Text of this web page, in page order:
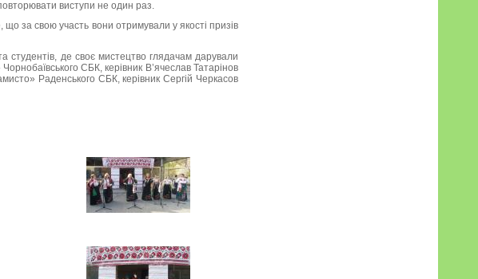
виступи не один раз.
що за свою участь вони отримували у якості призів
де своє мистецтво глядачам дарували
СБК, керівник В’ячеслав Татарінов
Раденського СБК, керівник Сергій Черкасов